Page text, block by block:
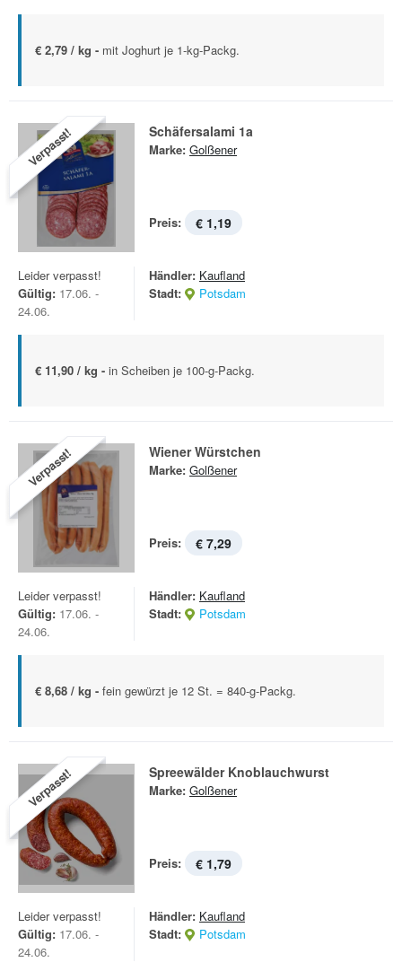
€ 2,79 / kg - mit Joghurt je 1-kg-Packg.
Verpasst! Schäfersalami 1a
Marke: Golßener
Preis: € 1,19
Leider verpasst!
Gültig: 17.06. -
24.06.
Händler: Kaufland
Stadt:
Potsdam
€ 11,90 / kg - in Scheiben je 100-g-Packg.
Verpasst! Wiener Würstchen
Marke: Golßener
Preis: € 7,29
Leider verpasst!
Gültig: 17.06. -
24.06.
Händler: Kaufland
Stadt:
Potsdam
€ 8,68 / kg - fein gewürzt je 12 St. = 840-g-Packg.
Verpasst! Spreewälder Knoblauchwurst
Marke: Golßener
Preis: € 1,79
Leider verpasst!
Gültig: 17.06. -
24.06.
Händler: Kaufland
Stadt:
Potsdam